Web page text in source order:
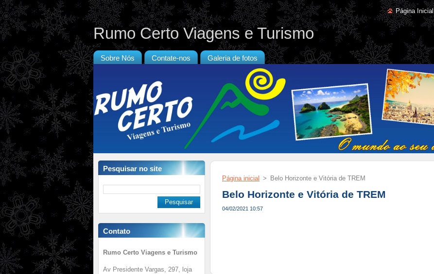
Página Inicial
Rumo Certo Viagens e Turismo
Sobre Nós Contate-nos Galeria de fotos
Pesquisar no site
Contato
Rumo Certo Viagens e Turismo
Av Presidente Vargas, 297, loja
Página inicial > Belo Horizonte e Vitória de TREM
Belo Horizonte e Vitória de TREM
04/02/2021 10:57